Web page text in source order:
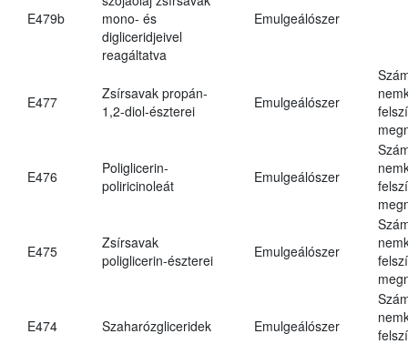
E479b
mono- és
digliceridjeivel
reagáltatva
Emulgeálószer
E477
Zsírsavak propán-
1,2-diol-észterei
Emulgeálószer
E476
Poliglicerin-
poliricinoleát
Emulgeálószer
E475
Zsírsavak
poliglicerin-észterei
Emulgeálószer
E474 Szaharózgliceridek Emulgeálószer